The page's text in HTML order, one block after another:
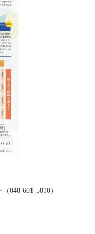
048-601-5810）